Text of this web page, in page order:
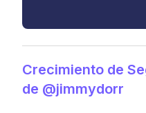
Crecimiento de
de @jimmydorr